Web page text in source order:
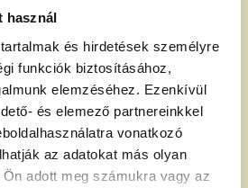
használ
és hirdetések személyre
funkciók biztosításához,
elemzéséhez. Ezenkívül
és elemező partnereinkkel
vonatkozó
az adatokat más olyan
adott meg számukra vagy az